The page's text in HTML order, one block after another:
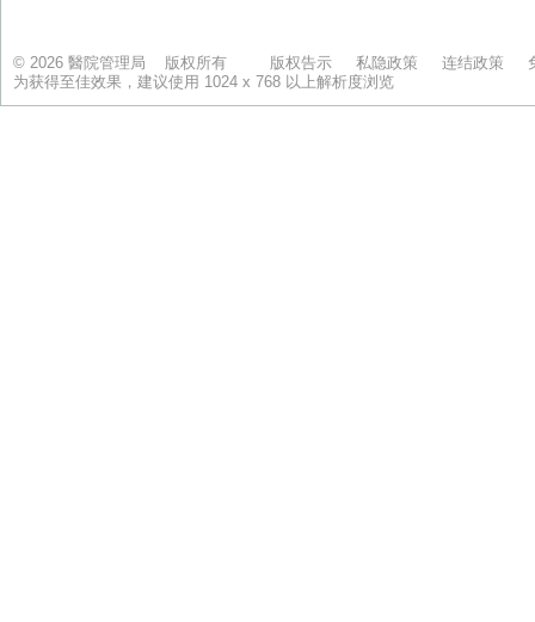
© 2026 醫院管理局 版权所有 版权告示 私隐政策 连结政策
为获得至佳效果，建议使用 1024 x 768 以上解析度浏览